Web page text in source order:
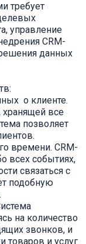
требует
управление
CRM-
данных
о клиенте.
хранящей все
позволяет
времени. CRM-
всех событиях,
связаться с
подобную
на количество
звонков, и
товаров и услуг